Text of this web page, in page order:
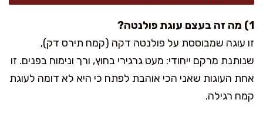
1) מה זה בעצם עוגת פולנטה?
זו עוגה שמבוססת על פולנטה דקה (קמח תירס דק),
שנותנת מרקם ייחודי: מעט גרגירי בחוץ, ורך ונימוח בפנים. זו
אחת העוגות שאני הכי אוהבת לפתח כי היא לא דומה לעוגת
קמח רגילה.